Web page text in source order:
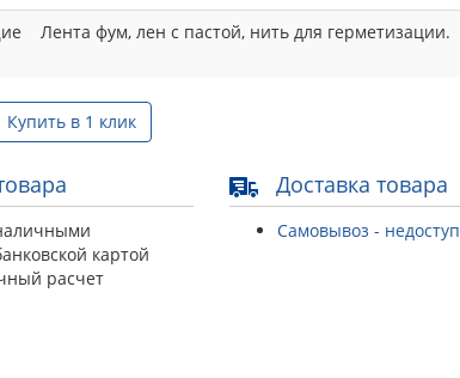
Лента фум, лен с пастой, нить для герметизации.
Купить в 1 клик
картой
расчет
Доставка товара
Самовывоз -